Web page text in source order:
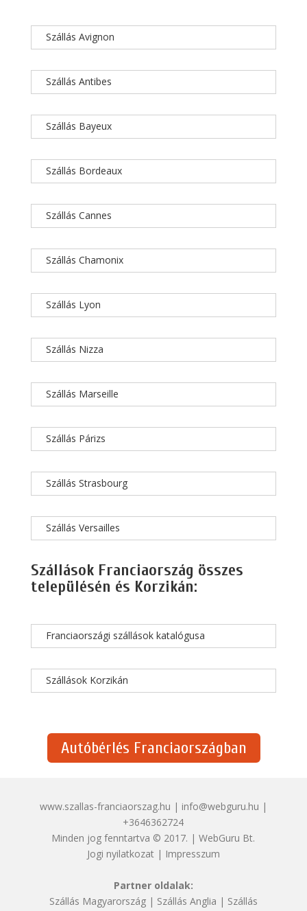
Szállás Avignon
Szállás Antibes
Szállás Bayeux
Szállás Bordeaux
Szállás Cannes
Szállás Chamonix
Szállás Lyon
Szállás Nizza
Szállás Marseille
Szállás Párizs
Szállás Strasbourg
Szállás Versailles
Szállások Franciaország összes
településén és Korzikán:
Franciaországi szállások katalógusa
Szállások Korzikán
Autóbérlés Franciaországban
www.szallas-franciaorszag.hu | info@webguru.hu |
+3646362724
Minden jog fenntartva © 2017. | WebGuru Bt.
Jogi nyilatkozat| Impresszum
Partner oldalak:
Szállás Magyarország| Szállás Anglia | Szállás